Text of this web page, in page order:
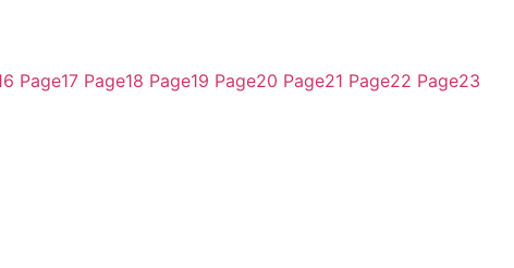
Page17 Page18 Page19 Page20 Page21 Page22 Page23